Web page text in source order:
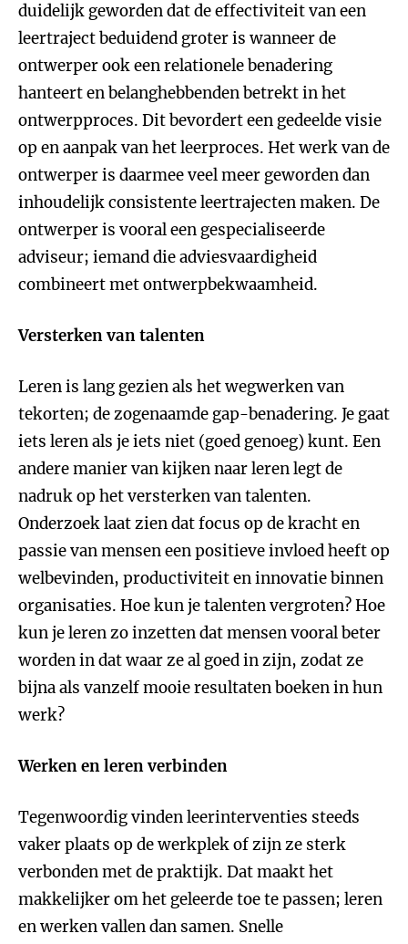
duidelijk geworden dat de effectiviteit van een
leertraject beduidend groter is wanneer de
ontwerper ook een relationele benadering
hanteert en belanghebbenden betrekt in het
ontwerpproces. Dit bevordert een gedeelde visie
op en aanpak van het leerproces. Het werk van de
ontwerper is daarmee veel meer geworden dan
inhoudelijk consistente leertrajecten maken. De
ontwerper is vooral een gespecialiseerde
adviseur; iemand die adviesvaardigheid
combineert met ontwerpbekwaamheid.
Versterken van talenten
Leren is lang gezien als het wegwerken van
tekorten; de zogenaamde gap-benadering. Je gaat
iets leren als je iets niet (goed genoeg) kunt. Een
andere manier van kijken naar leren legt de
nadruk op het versterken van talenten.
Onderzoek laat zien dat focus op de kracht en
passie van mensen een positieve invloed heeft op
welbevinden, productiviteit en innovatie binnen
organisaties. Hoe kun je talenten vergroten? Hoe
kun je leren zo inzetten dat mensen vooral beter
worden in dat waar ze al goed in zijn, zodat ze
bijna als vanzelf mooie resultaten boeken in hun
werk?
Werken en leren verbinden
Tegenwoordig vinden leerinterventies steeds
vaker plaats op de werkplek of zijn ze sterk
verbonden met de praktijk. Dat maakt het
makkelijker om het geleerde toe te passen; leren
en werken vallen dan samen. Snelle